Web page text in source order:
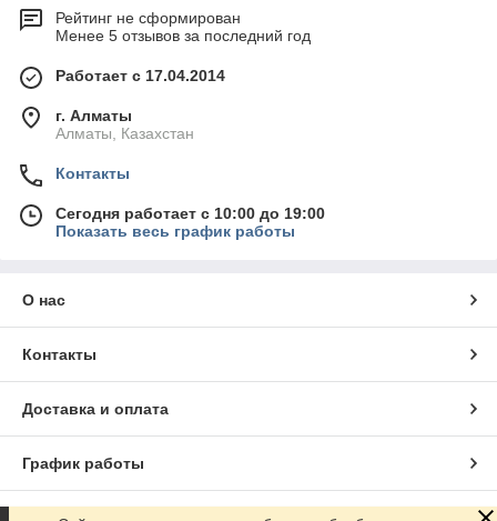
Рейтинг не сформирован
Менее 5 отзывов за последний год
Работает с 17.04.2014
г. Алматы
Алматы, Казахстан
Контакты
Сегодня работает с 10:00 до 19:00
Показать весь график работы
О нас
Контакты
Доставка и оплата
График работы